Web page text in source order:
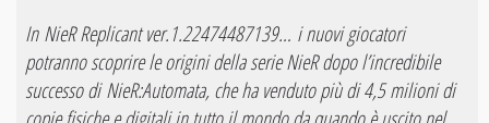
In NieR Replicant ver.1.22474487139… i nuovi giocatori
potranno scoprire le origini della serie NieR dopo l’incredibile
successo di NieR:Automata, che ha venduto più di 4,5 milioni di